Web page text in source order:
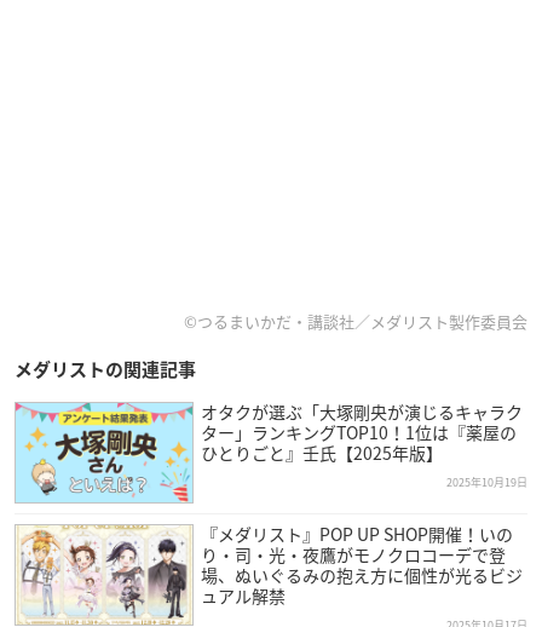
©つるまいかだ・講談社／メダリスト製作委員会
メダリストの関連記事
オタクが選ぶ「大塚剛央が演じるキャラク
ター」ランキングTOP10！1位は『薬屋の
ひとりごと』壬氏【2025年版】
2025年10月19日
『メダリスト』POP UP SHOP開催！いの
り・司・光・夜鷹がモノクロコーデで登
場、ぬいぐるみの抱え方に個性が光るビジ
ュアル解禁